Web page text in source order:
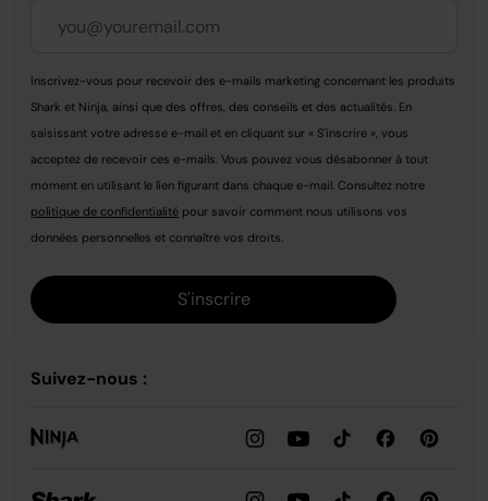
Inscrivez-vous pour recevoir des e-mails marketing concernant les produits
Shark et Ninja, ainsi que des offres, des conseils et des actualités. En
saisissant votre adresse e-mail et en cliquant sur « S'inscrire », vous
acceptez de recevoir ces e-mails. Vous pouvez vous désabonner à tout
moment en utilisant le lien figurant dans chaque e-mail. Consultez notre
politique de confidentialité pour savoir comment nous utilisons vos
données personnelles et connaître vos droits.
S'inscrire
Suivez-nous :